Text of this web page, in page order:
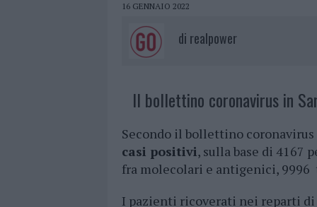
16 GENNAIO 2022
di realpower
Il bollettino coronavirus in
Secondo il bollettino
casi positivi, sulla base di 4167
fra molecolari e antigenici, 9996
I pazienti ricoverati nei reparti di